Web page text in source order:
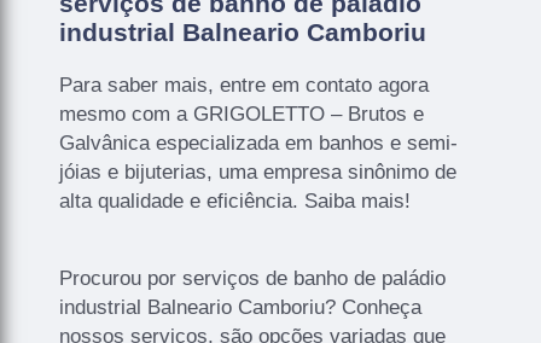
industrial Balneario Camboriu
Para saber mais, entre em contato agora
mesmo com a GRIGOLETTO – Brutos e
Galvânica especializada em banhos e semi-
jóias e bijuterias, uma empresa sinônimo de
alta qualidade e eficiência. Saiba mais!
Procurou por serviços de banho de paládio
industrial Balneario Camboriu? Conheça
nossos serviços, são opções variadas que